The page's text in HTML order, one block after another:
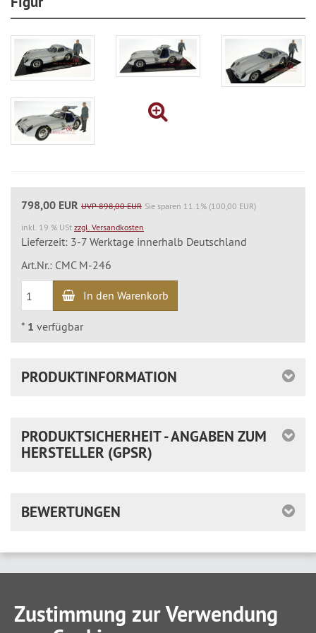
798,00 EUR UVP 898,00 EUR Sie sparen 11.1% (100,00 EUR)
inkl. 19 % USt zzgl. Versandkosten
Lieferzeit: 3-7 Werktage innerhalb Deutschland
Art.Nr.: CMC M-246
In den Warenkorb
* 1 verfügbar
PRODUKTINFORMATION
PRODUKTSICHERHEIT - ANGABEN ZUM
HERSTELLER (GPSR)
BEWERTUNGEN
Zustimmung zur Verwendung